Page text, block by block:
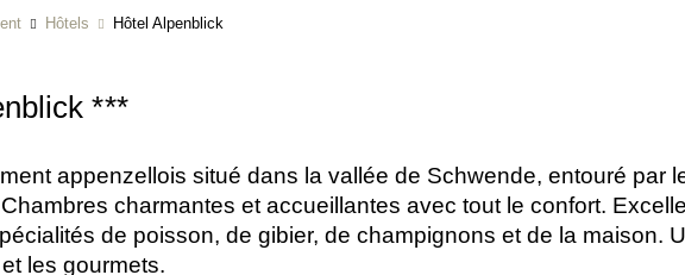
Hôtels Hôtel Alpenblick
***
appenzellois situé dans la vallée de Schwende, entouré par
charmantes et accueillantes avec tout le confort.
de poisson, de gibier, de champignons et de la maison.
les gourmets.